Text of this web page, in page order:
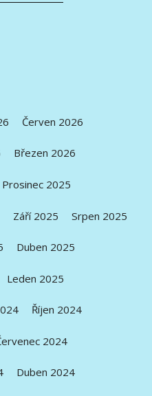
Červen 2026
Březen 2026
Prosinec 2025
Září 2025 Srpen 2025
Duben 2025
Leden 2025
Říjen 2024
2024
Duben 2024